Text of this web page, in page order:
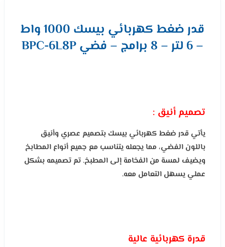
قدر ضغط كهربائي بيسك 1000 واط
– 6 لتر – 8 برامج – فضي BPC-6L8P
تصميم أنيق :
يأتي قدر ضغط كهربائي بيسك بتصميم عصري وأنيق
باللون الفضي، مما يجعله يتناسب مع جميع أنواع المطابخ
ويضيف لمسة من الفخامة إلى المطبخ. تم تصميمه بشكل
عملي يسهل التعامل معه.
قدرة كهربائية عالية